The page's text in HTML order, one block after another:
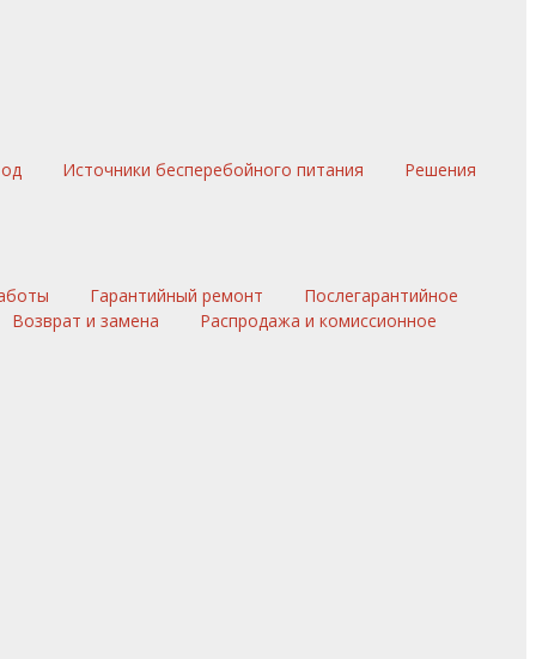
Источники бесперебойного питания Решения
Гарантийный ремонт
Послегарантийное
Возврат и замена
Распродажа и комиссионное